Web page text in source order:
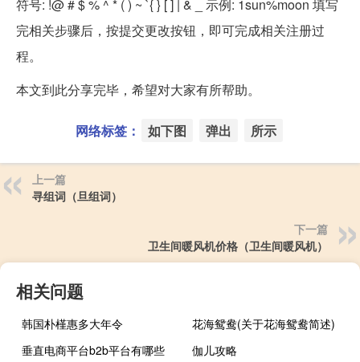
符号: !@ # $ % ^ * ( ) ~ `{ } [ ] | & _ 示例: 1sun%moon 填写
完相关步骤后，按提交更改按钮，即可完成相关注册过
程。
本文到此分享完毕，希望对大家有所帮助。
网络标签： 如下图 弹出 所示
上一篇
寻组词（旦组词）
下一篇
卫生间暖风机价格（卫生间暖风机）
相关问题
韩国朴槿惠多大年令
花海鸳鸯(关于花海鸳鸯简述)
垂直电商平台b2b平台有哪些
伽儿攻略